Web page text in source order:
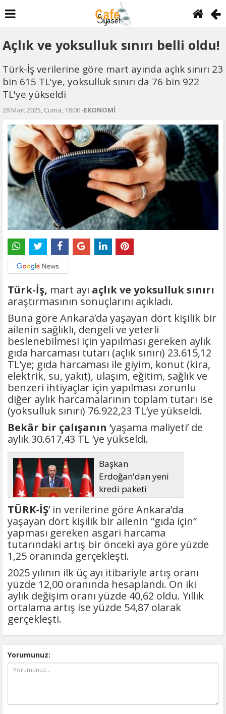
Açlık ve yoksulluk sınırı belli oldu!
Türk-İş verilerine göre mart ayında açlık sınırı 23
bin 615 TL'ye, yoksulluk sınırı da 76 bin 922
TL'ye yükseldi
28 Mart 2025, Cuma, 18:00 -EKONOMİ
Türk-İş, mart ayı açlık ve yoksulluk sınırı
araştırmasının sonuçlarını açıkladı.
Buna göre Ankara’da yaşayan dört kişilik bir
ailenin sağlıklı, dengeli ve yeterli
beslenebilmesi için yapılması gereken aylık
gıda harcaması tutarı (açlık sınırı) 23.615,12
TL’ye; gıda harcaması ile giyim, konut (kira,
elektrik, su, yakıt), ulaşım, eğitim, sağlık ve
benzeri ihtiyaçlar için yapılması zorunlu
diğer aylık harcamalarının toplam tutarı ise
(yoksulluk sınırı) 76.922,23 TL’ye yükseldi.
Bekâr bir çalışanın ‘yaşama maliyeti’ de
aylık 30.617,43 TL ’ye yükseldi.
Başkan
Erdoğan'dan yeni
kredi paketi
müjdesi: 6 ay geri
ödemesiz, 36 ay vadeli
TÜRK-İŞ’ in verilerine göre Ankara’da
yaşayan dört kişilik bir ailenin “gıda için”
yapması gereken asgari harcama
tutarındaki artış bir önceki aya göre yüzde
1,25 oranında gerçekleşti.
2025 yılının ilk üç ayı itibariyle artış oranı
yüzde 12,00 oranında hesaplandı. On iki
aylık değişim oranı yüzde 40,62 oldu. Yıllık
ortalama artış ise yüzde 54,87 olarak
gerçekleşti.
Yorumunuz: